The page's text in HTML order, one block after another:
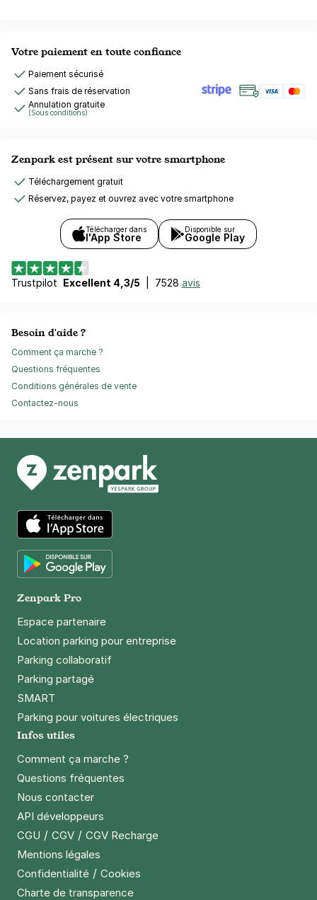
Votre paiement en toute confiance
Paiement sécurisé
Sans frais de réservation
Annulation gratuite
(Sous conditions)
Zenpark est présent sur votre smartphone
Téléchargement gratuit
Réservez, payez et ouvrez avec votre smartphone
Télécharger dans
l'App Store
Disponible sur
Google Play
Trustpilot Excellent 4,3/5 7528 avis
Besoin d'aide ?
Comment ça marche ?
Questions fréquentes
Conditions générales de vente
Contactez-nous
App Store
Zenpark Pro
Espace partenaire
Location parking pour entreprise
Parking collaboratif
Parking partagé
SMART
Parking pour voitures électriques
Infos utiles
Comment ça marche ?
Questions fréquentes
Nous contacter
API développeurs
CGU / CGV / CGV Recharge
Mentions légales
Confidentialité / Cookies
Charte de transparence